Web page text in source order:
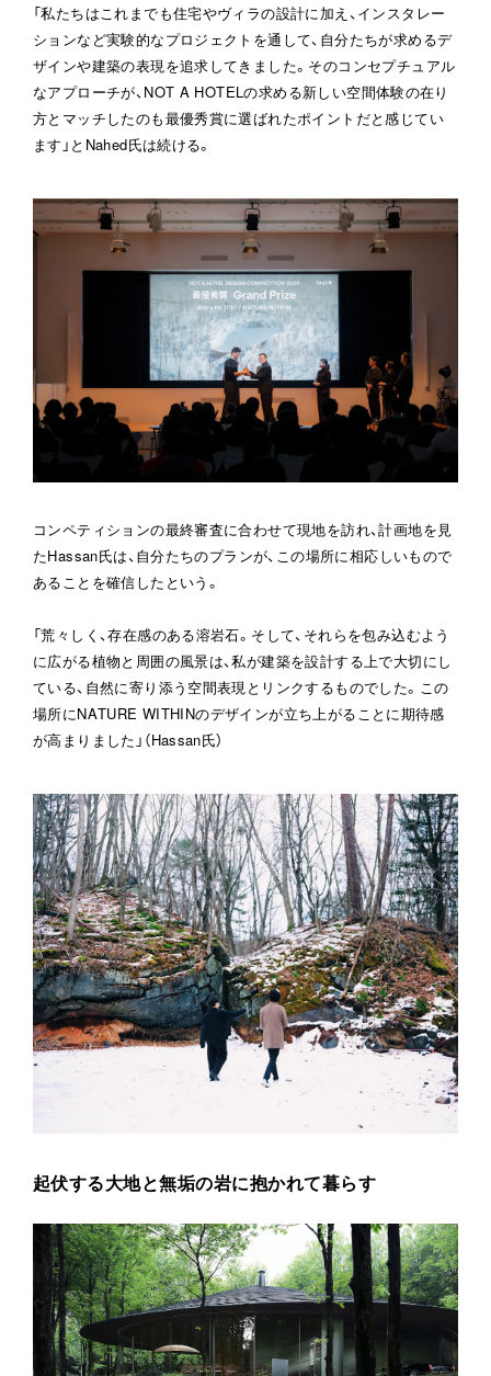
「私たちはこれまでも住宅やヴィラの設計に加え、インスタレー
ションなど実験的なプロジェクトを通して、自分たちが求めるデ
ザインや建築の表現を追求してきました。そのコンセプチュアル
なアプローチが、NOT A HOTELの求める新しい空間体験の在り
方とマッチしたのも最優秀賞に選ばれたポイントだと感じてい
ます」とNahed氏は続ける。
コンペティションの最終審査に合わせて現地を訪れ、計画地を見
たHassan氏は、自分たちのプランが、この場所に相応しいもので
あることを確信したという。
「荒々しく、存在感のある溶岩石。そして、それらを包み込むよう
に広がる植物と周囲の風景は、私が建築を設計する上で大切にし
ている、自然に寄り添う空間表現とリンクするものでした。この
場所にNATURE WITHINのデザインが立ち上がることに期待感
が高まりました」（Hassan氏）
起伏する大地と無垢の岩に抱かれて暮らす